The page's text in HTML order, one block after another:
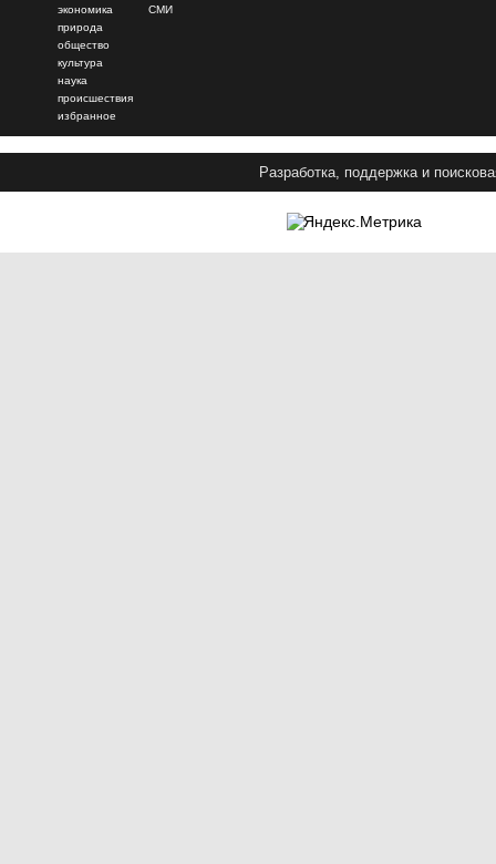
экономика
природа
общество
культура
наука
происшествия
избранное
СМИ
Разработка, поддержка и